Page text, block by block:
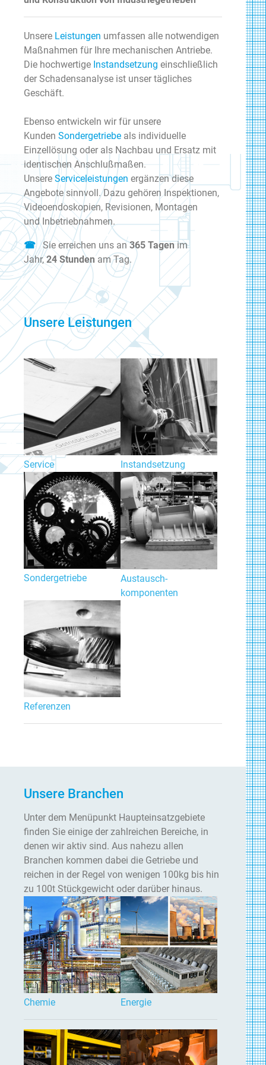
Unsere Leistungen umfassen alle notwendigen
Maßnahmen für Ihre mechanischen Antriebe.
Die hochwertige Instandsetzung einschließlich
der Schadensanalyse ist unser tägliches
Geschäft.
Ebenso entwickeln wir für unsere
Kunden Sondergetriebe als individuelle
Einzellösung oder als Nachbau und Ersatz mit
identischen Anschlußmaßen.
Unsere Serviceleistungen ergänzen diese
Angebote sinnvoll. Dazu gehören Inspektionen,
Videoendoskopien, Revisionen, Montagen
und Inbetriebnahmen.
☎ Sie erreichen uns an365 Tagenim
Jahr,24 Stundenam Tag.
Unsere Leistungen
Service Instandsetzung
Sondergetriebe
Austausch-
komponenten
Referenzen
Chemie Energie
Unsere Branchen
Unter dem Menüpunkt Haupteinsatzgebiete
finden Sie einige der zahlreichen Bereiche, in
denen wir aktiv sind. Aus nahezu allen
Branchen kommen dabei die Getriebe und
reichen in der Regel von wenigen 100kg bis hin
zu 100t Stückgewicht oder darüber hinaus.